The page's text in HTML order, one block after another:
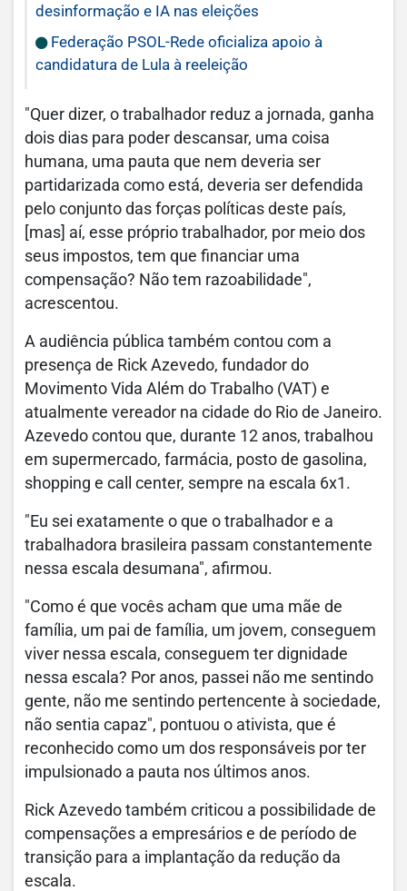
desinformação e IA nas eleições
Federação PSOL-Rede oficializa apoio à
candidatura de Lula à reeleição
"Quer dizer, o trabalhador reduz a jornada, ganha
dois dias para poder descansar, uma coisa
humana, uma pauta que nem deveria ser
partidarizada como está, deveria ser defendida
pelo conjunto das forças políticas deste país,
[mas] aí, esse próprio trabalhador, por meio dos
seus impostos, tem que financiar uma
compensação? Não tem razoabilidade",
acrescentou.
A audiência pública também contou com a
presença de Rick Azevedo, fundador do
Movimento Vida Além do Trabalho (VAT) e
atualmente vereador na cidade do Rio de Janeiro.
Azevedo contou que, durante 12 anos, trabalhou
em supermercado, farmácia, posto de gasolina,
shopping e call center, sempre na escala 6x1.
"Eu sei exatamente o que o trabalhador e a
trabalhadora brasileira passam constantemente
nessa escala desumana", afirmou.
"Como é que vocês acham que uma mãe de
família, um pai de família, um jovem, conseguem
viver nessa escala, conseguem ter dignidade
nessa escala? Por anos, passei não me sentindo
gente, não me sentindo pertencente à sociedade,
não sentia capaz", pontuou o ativista, que é
reconhecido como um dos responsáveis por ter
impulsionado a pauta nos últimos anos.
Rick Azevedo também criticou a possibilidade de
compensações a empresários e de período de
transição para a implantação da redução da
escala.